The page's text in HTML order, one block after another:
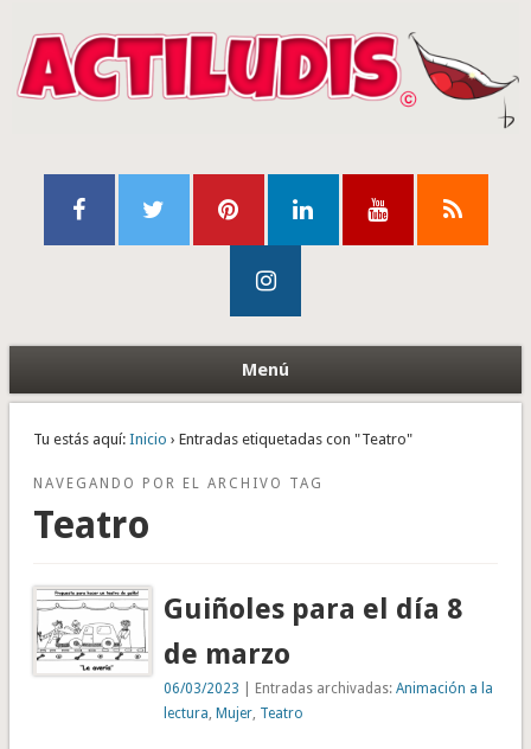
Menú
Tu estás aquí: Inicio › Entradas etiquetadas con "Teatro"
NAVEGANDO POR EL ARCHIVO TAG
Teatro
Guiñoles para el día 8
de marzo
06/03/2023 | Entradas archivadas:Animación a la
lectura ,Mujer Teatro